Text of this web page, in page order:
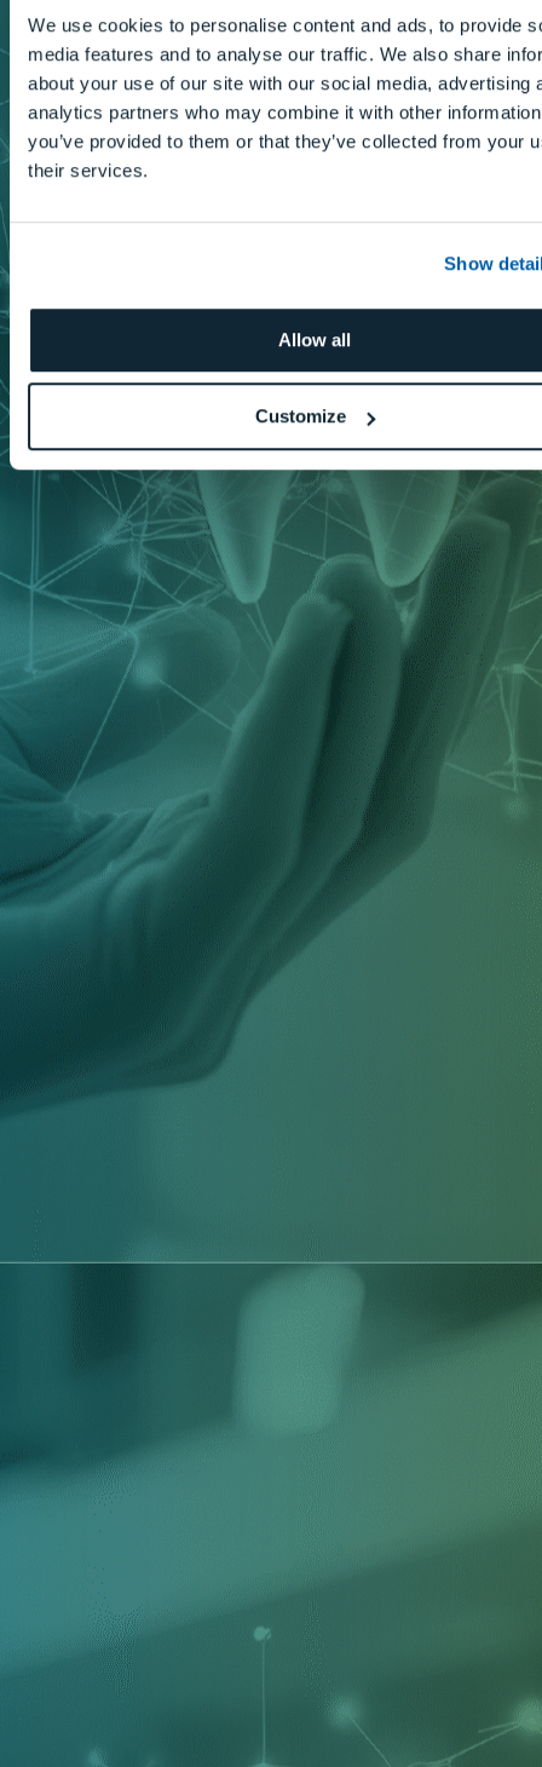
We use cookies to personalise content and ads, to provide
media features and to analyse our traffic. We also share
about your use of our site with our social media, advertising
analytics partners who may combine it with other
you’ve provided to them or that they’ve collected from your
their services.
Show
Allow all
Customize